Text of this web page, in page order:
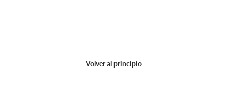
Volver al principio